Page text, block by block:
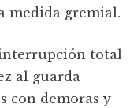
medida gremial.
interrupción total
al guarda
con demoras y